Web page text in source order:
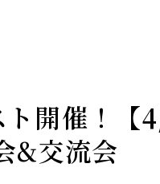
ト開催！
&交流会